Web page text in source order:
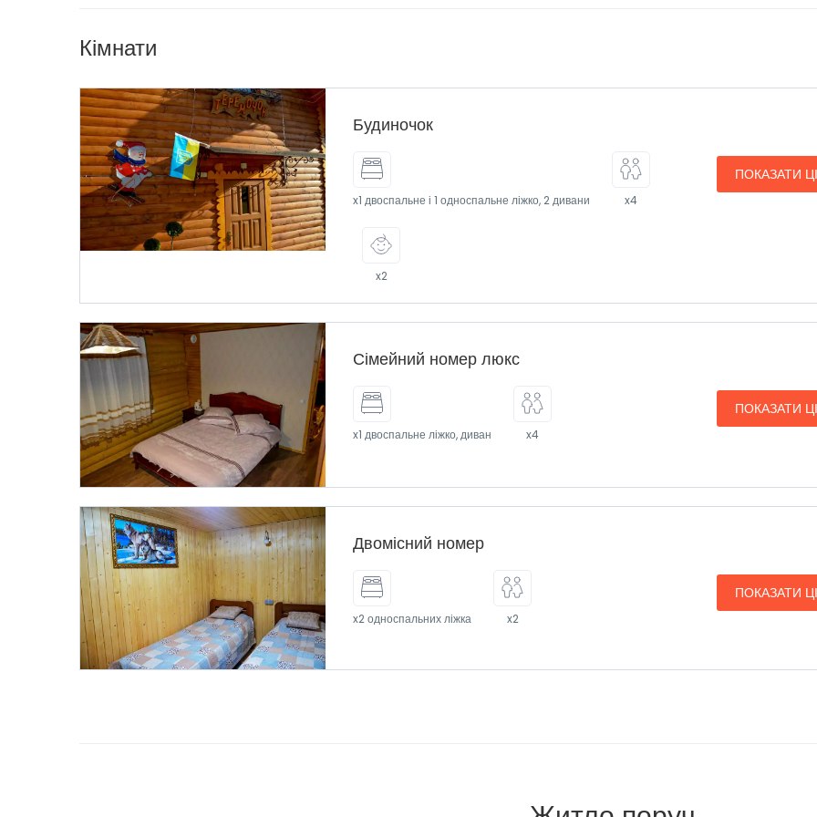
Кімнати
Будиночок
x1 двоспальне і 1 односпальне ліжко, 2 дивани x4
x2
ПОКАЗАТИ
Сімейний номер люкс
x1 двоспальне ліжко, диван x4
ПОКАЗАТИ
Двомісний номер
x2 односпальних ліжка x2
ПОКАЗАТИ